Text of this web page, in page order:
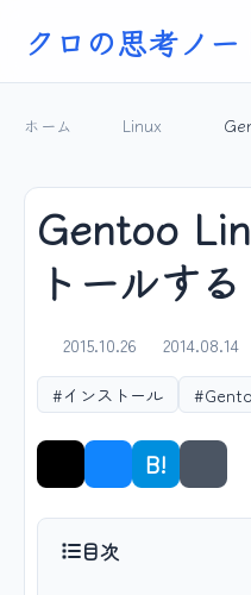
クロの思考ノー
ホーム Linux
Gentoo
トールする
2015.10.26
2014.08.14
#インストール
B! シェ
目次